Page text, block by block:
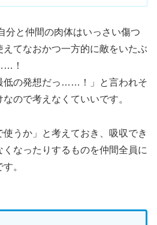
分と仲間の肉体はいっさい傷つ
てなおかつ一方的に敵をいたぶ
！
の発想だっ……！」と言われそ
ので考えなくていいです。
うか」と考えておき、吸収でき
なったりするものを仲間全員に
。